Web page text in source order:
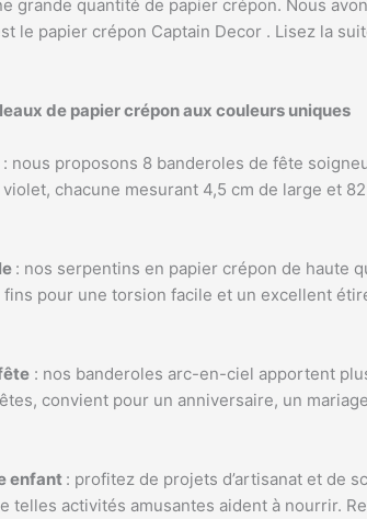
grande quantité de papier crépon. Nous
le papier crépon Captain Decor . Lisez la
de papier crépon aux couleurs uniques
: nous proposons 8 banderoles de fête
chacune mesurant 4,5 cm de large et
: nos serpentins en papier crépon de haute
pour une torsion facile et un excellent
: nos banderoles arc-en-ciel apportent
convient pour un anniversaire, un
enfant : profitez de projets d’artisanat et de
telles activités amusantes aident à nourrir.